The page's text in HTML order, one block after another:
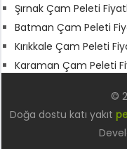
Şırnak Çam Peleti
Batman Çam Peleti
Kırıkkale Çam Peleti
Karaman Çam Peleti
©
Doğa dostu katı yakıt